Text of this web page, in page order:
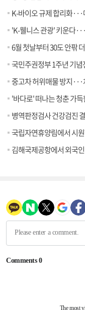
K-바이오 규제 합리화
'K-웰니스 관광' 키운다
6월 첫날부터 30도 안팎
국민주권정부 1주년 기념
중고차 허위매물 방지
'바다로' 떠나는 청춘 가득한 섬
병역판정검사 건강검진
국립자연휴양림에서 시
김해국제공항에서 외국인